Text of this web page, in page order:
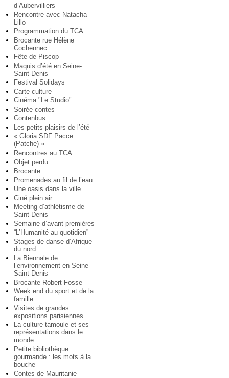
d’Aubervilliers
Rencontre avec Natacha
Lillo
Programmation du TCA
Brocante rue Hélène
Cochennec
Fête de Piscop
Maquis d’été en Seine-
Saint-Denis
Festival Solidays
Carte culture
Cinéma "Le Studio"
Soirée contes
Contenbus
Les petits plaisirs de l’été
« Gloria SDF Pacce
(Patche) »
Rencontres au TCA
Objet perdu
Brocante
Promenades au fil de l’eau
Une oasis dans la ville
Ciné plein air
Meeting d’athlétisme de
Saint-Denis
Semaine d’avant-premières
“L’Humanité au quotidien”
Stages de danse d’Afrique
du nord
La Biennale de
l’environnement en Seine-
Saint-Denis
Brocante Robert Fosse
Week end du sport et de la
famille
Visites de grandes
expositions parisiennes
La culture tamoule et ses
représentations dans le
monde
Petite bibliothèque
gourmande : les mots à la
bouche
Contes de Mauritanie